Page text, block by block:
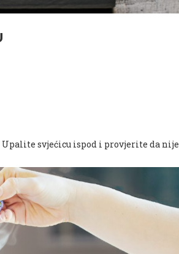
svjećicu ispod i provjerite da nije